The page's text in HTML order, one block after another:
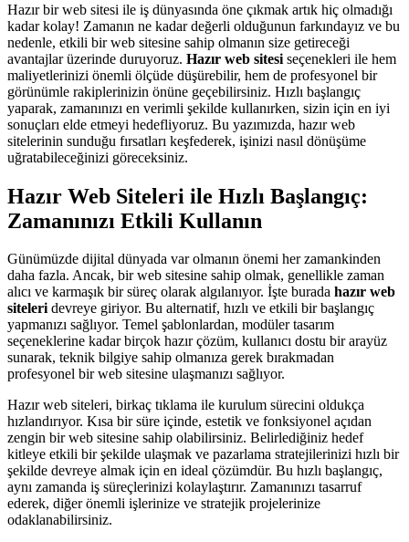
Hazır bir web sitesi ile iş dünyasında öne çıkmak artık hiç olmadığı
kadar kolay! Zamanın ne kadar değerli olduğunun farkındayız ve bu
nedenle, etkili bir web sitesine sahip olmanın size getireceği
avantajlar üzerinde duruyoruz. Hazır web sitesi seçenekleri ile hem
maliyetlerinizi önemli ölçüde düşürebilir, hem de profesyonel bir
görünümle rakiplerinizin önüne geçebilirsiniz. Hızlı başlangıç
yaparak, zamanınızı en verimli şekilde kullanırken, sizin için en iyi
sonuçları elde etmeyi hedefliyoruz. Bu yazımızda, hazır web
sitelerinin sunduğu fırsatları keşfederek, işinizi nasıl dönüşüme
uğratabileceğinizi göreceksiniz.
Hazır Web Siteleri ile Hızlı Başlangıç:
Zamanınızı Etkili Kullanın
Günümüzde dijital dünyada var olmanın önemi her zamankinden
daha fazla. Ancak, bir web sitesine sahip olmak, genellikle zaman
alıcı ve karmaşık bir süreç olarak algılanıyor. İşte burada hazır web
siteleridevreye giriyor. Bu alternatif, hızlı ve etkili bir başlangıç
yapmanızı sağlıyor. Temel şablonlardan, modüler tasarım
seçeneklerine kadar birçok hazır çözüm, kullanıcı dostu bir arayüz
sunarak, teknik bilgiye sahip olmanıza gerek bırakmadan
profesyonel bir web sitesine ulaşmanızı sağlıyor.
Hazır web siteleri, birkaç tıklama ile kurulum sürecini oldukça
hızlandırıyor. Kısa bir süre içinde, estetik ve fonksiyonel açıdan
zengin bir web sitesine sahip olabilirsiniz. Belirlediğiniz hedef
kitleye etkili bir şekilde ulaşmak ve pazarlama stratejilerinizi hızlı bir
şekilde devreye almak için en ideal çözümdür. Bu hızlı başlangıç,
aynı zamanda iş süreçlerinizi kolaylaştırır. Zamanınızı tasarruf
ederek, diğer önemli işlerinize ve stratejik projelerinize
odaklanabilirsiniz.